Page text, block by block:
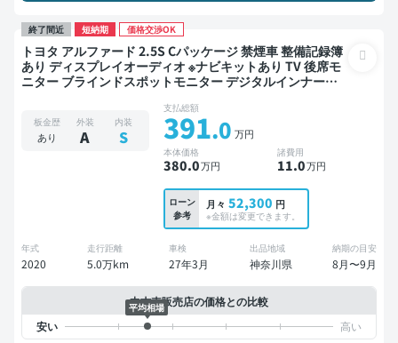
終了間近 短納期 価格交渉OK
トヨタ アルファード 2.5S Cパッケージ 禁煙車 整備記録簿
あり ディスプレイオーディオ ※ナビキットあり TV 後席モ
ニター ブラインドスポットモニター デジタルインナーミ
ックドア バックモニター 全方位カメラ ドライブレコーダ
ー 衝突軽減 両側電動スライドドア 7人乗り
板金歴
あり
外装
A
内装
S
支払総額
391.0 万円
本体価格
380.0万円
諸費用
11.0万円
ローン
参考
月々 52,300 円
※金額は変更できます。
年式
2020
走行距離
5.0万km
車検
27年3月
出品地域
神奈川県
納期の目安
8月〜9月
中古車販売店の価格との比較
平均相場